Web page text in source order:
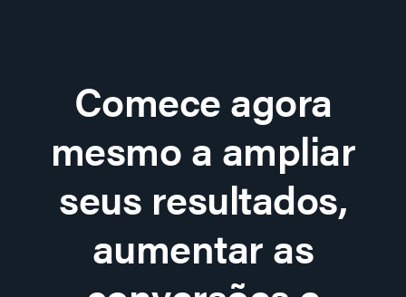
Comece agora
mesmo a ampliar
seus resultados,
aumentar as